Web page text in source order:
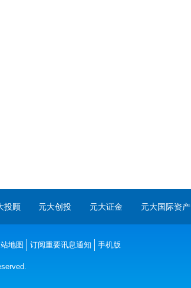
投顾 元大创投 元大证金 元大国际资产
地图 订阅重要讯息通知 手机版